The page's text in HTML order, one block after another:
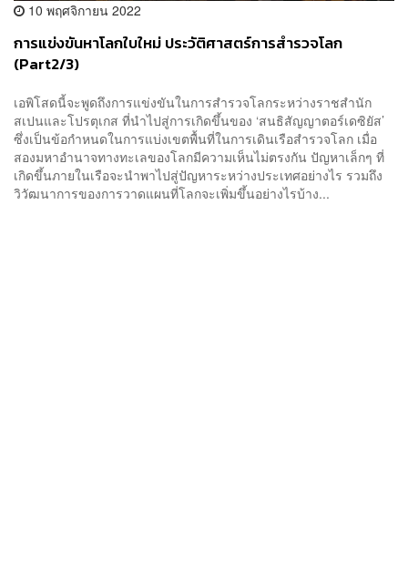
10 พฤศจิกายน 2022
การแข่งขันหาโลกใบใหม่ ประวัติศาสตร์การสำรวจโลก
(Part2/3)
เอพิโสดนี้จะพูดถึงการแข่งขันในการสำรวจโลกระหว่างราชสำนัก
สเปนและโปรตุเกส ที่นำไปสู่การเกิดขึ้นของ ‘สนธิสัญญาตอร์เดซิยัส’
ซึ่งเป็นข้อกำหนดในการแบ่งเขตพื้นที่ในการเดินเรือสำรวจโลก เมื่อ
สองมหาอำนาจทางทะเลของโลกมีความเห็นไม่ตรงกัน ปัญหาเล็กๆ ที่
เกิดขึ้นภายในเรือจะนำพาไปสู่ปัญหาระหว่างประเทศอย่างไร รวมถึง
วิวัฒนาการของการวาดแผนที่โลกจะเพิ่มขึ้นอย่างไรบ้าง...